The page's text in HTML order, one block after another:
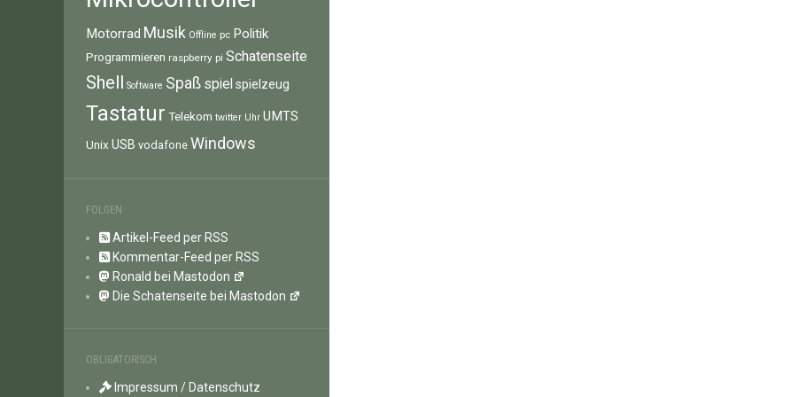
Motorrad Musik Offline pc Politik
Programmieren raspberry pi Schatenseite
Shell Software Spaß spiel spielzeug
Tastatur Telekom twitter Uhr UMTS
Unix USB vodafone Windows
FOLGEN
Artikel-Feed per RSS
Kommentar-Feed per RSS
Ronald bei Mastodon
Die Schatenseite bei Mastodon
OBLIGATORISCH
Impressum / Datenschutz